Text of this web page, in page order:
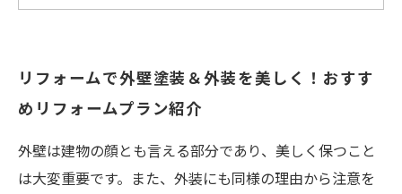
リフォームで外壁塗装＆外装を美しく！おすす
めリフォームプラン紹介
外壁は建物の顔とも言える部分であり、美しく保つこと
は大変重要です。また、外装にも同様の理由から注意を